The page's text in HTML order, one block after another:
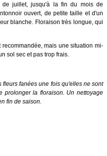
juillet, jusqu'à la fin du mois de
ouvert, de petite taille et d'un
blanche. Floraison très longue, qui
mais une situation mi-
sol sec et pas trop frais.
fanées une fois qu'elles ne sont
prolonger la floraison. Un nettoyage
fin de saison.